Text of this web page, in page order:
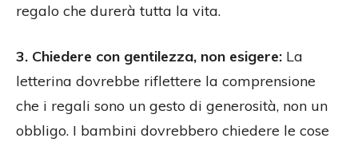
regalo che durerà tutta la vita.
3. Chiedere con gentilezza, non esigere: La
letterina dovrebbe riflettere la comprensione
che i regali sono un gesto di generosità, non un
obbligo. I bambini dovrebbero chiedere le cose